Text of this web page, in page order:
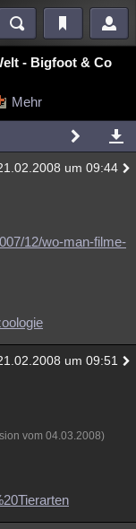
Kriminalfälle
English
- Bigfoot & Co
Mehr
um 09:44
12/wo-man-filme-
um 09:51
vom 04.03.2008)